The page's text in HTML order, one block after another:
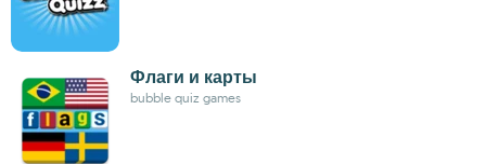
Флаги и карты
bubble quiz games